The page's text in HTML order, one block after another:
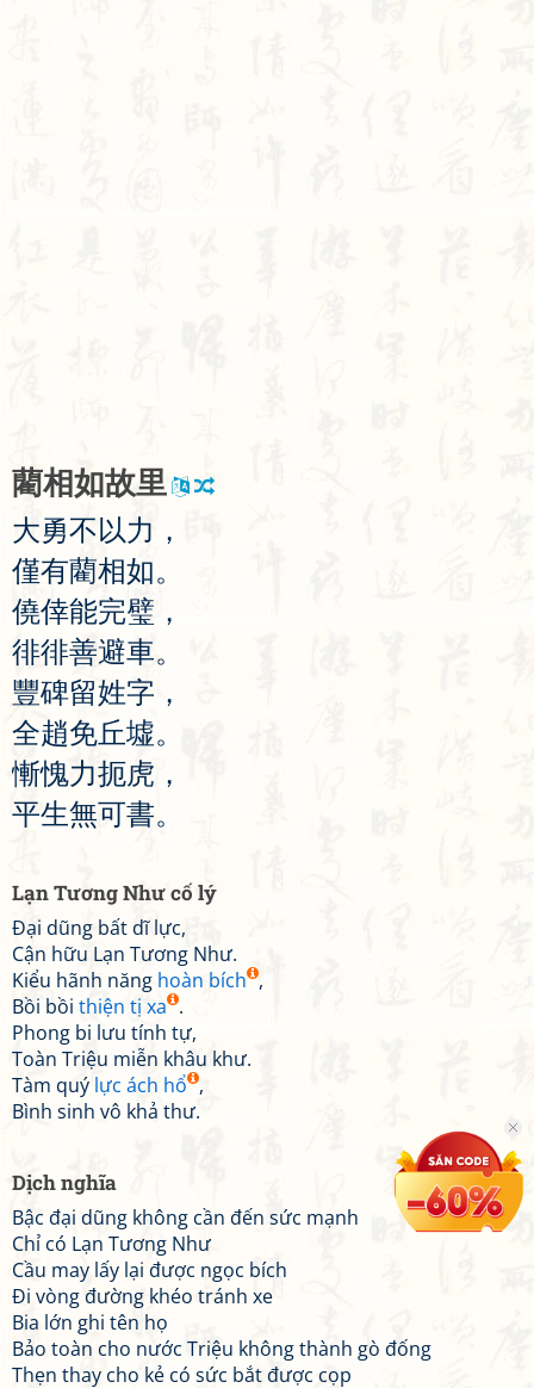
藺相如故里
大勇不以力 ，
僅有藺相如。
僥倖能完璧 ，
徘徘善避車。
豐碑留姓字 ，
全趙免丘墟。
慚愧力扼虎 ，
平生無可書。
Lạn Tương Như cố lý
Đại dũng bất dĩ lực,
Cận hữu Lạn Tương Như.
Kiểu hãnh năng hoàn bích ,
Bồi bồi thiện tị xa .
Phong bi lưu tính tự,
Toàn Triệu miễn khâu khư.
Tàm quý lực ách hổ ,
Bình sinh vô khả thư.
Dịch nghĩa
Bậc đại dũng không cần đến sức mạnh
Chỉ có Lạn Tương Như
Cầu may lấy lại được ngọc bích
Đi vòng đường khéo tránh xe
Bia lớn ghi tên họ
Bảo toàn cho nước Triệu không thành gò đống
Thẹn thay cho kẻ có sức bắt được cọp